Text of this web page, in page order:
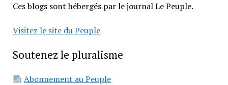
Ces blogs sont hébergés par le journal Le Peuple.
Visitez le site du Peuple
Soutenez le pluralisme
Abonnement au Peuple